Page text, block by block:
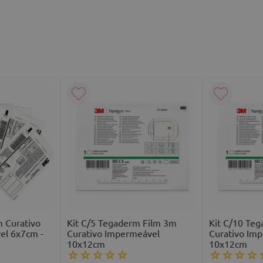
Curativo
6x7cm -
Kit C/5 Tegaderm Film 3m
Curativo Impermeável
10x12cm
☆☆☆☆☆
Kit C/10
Curativo
10x12cm
☆☆☆☆